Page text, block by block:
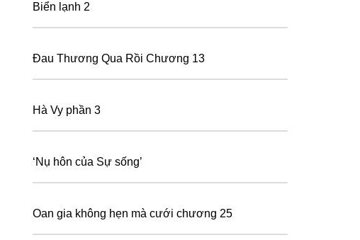
Biển lạnh 2
Đau Thương Qua Rồi Chương 13
Hà Vy phần 3
‘Nụ hôn của Sự sống’
Oan gia không hẹn mà cưới chương 25